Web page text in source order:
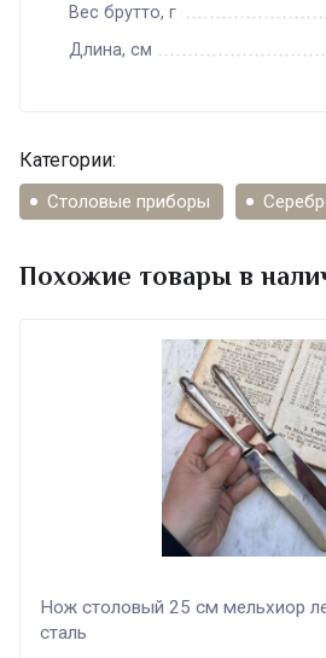
Вес брутто, г
Длина, см
Категории:
Столовые приборы
Похожие товары в
Нож столовый 25 см мельхиор
сталь